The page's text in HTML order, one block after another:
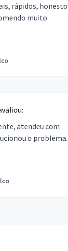
rápidos,
muito
atendeu com
o problema.